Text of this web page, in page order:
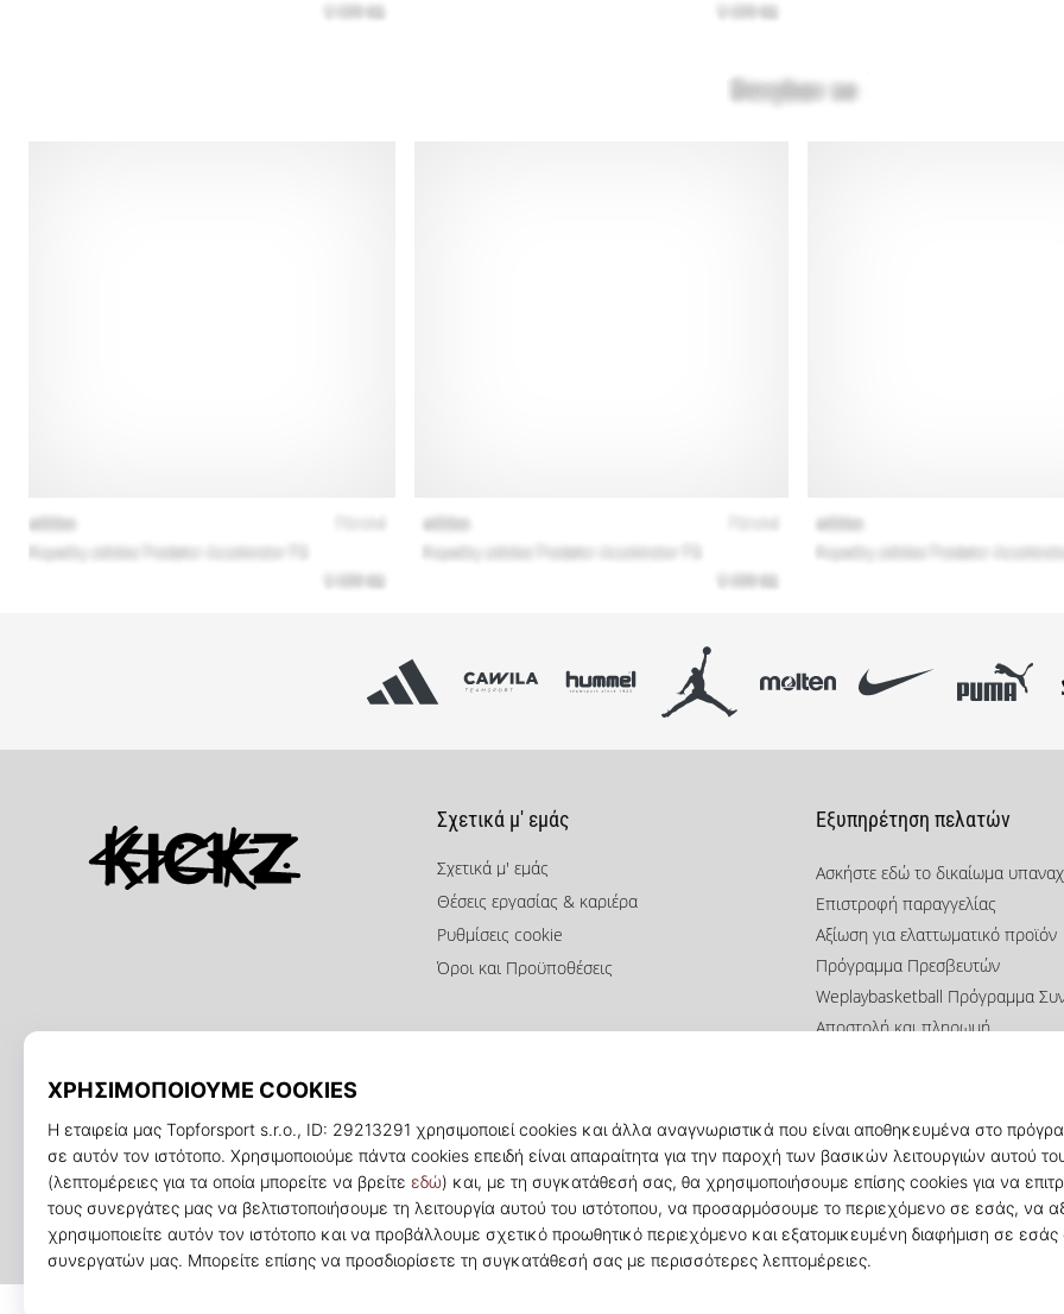
Σχετικά μ' εμάς
Σχετικά μ' εμάς
Θέσεις εργασίας & καριέρα
Ρυθμίσεις cookie
Όροι και Προϋποθέσεις
Εξυπηρέτηση πελατών
Ασκήστε εδώ το δικαίωμα
Επιστροφή παραγγελίας
Αξίωση για ελαττωματικό προϊόν
Πρόγραμμα Πρεσβευτών
Weplaybasketball Πρόγραμμα
Αποστολή και πληρωμή
Συχνές ερωτήσεις
Πολιτική απορρήτου
© 2010 – 2026 KICKZ.gr